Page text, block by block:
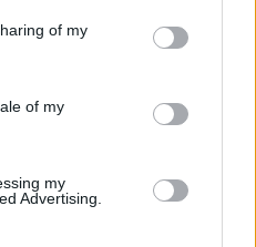
of my
of my
my
Advertising.
Riassunto Inferno
di dante e Virgilio
I due poeti
del Purgatorio: qui
ma possono